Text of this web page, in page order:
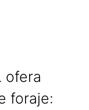
ofera
foraje: